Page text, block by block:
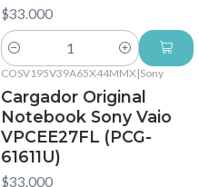
$33.000
Cantidad
COSV195V39A65X44MMX |Sony
Cargador Original
Notebook Sony Vaio
VPCEE27FL (PCG-
61611U)
$33.000